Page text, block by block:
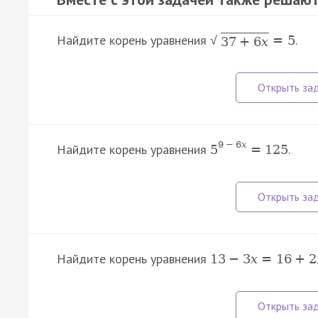
Найдите корень уравнения √ 37 + 6x = 5.
Найдите корень уравнения 59 − 6x = 125.
Найдите корень уравнения 13 − 3x = 16 + 2